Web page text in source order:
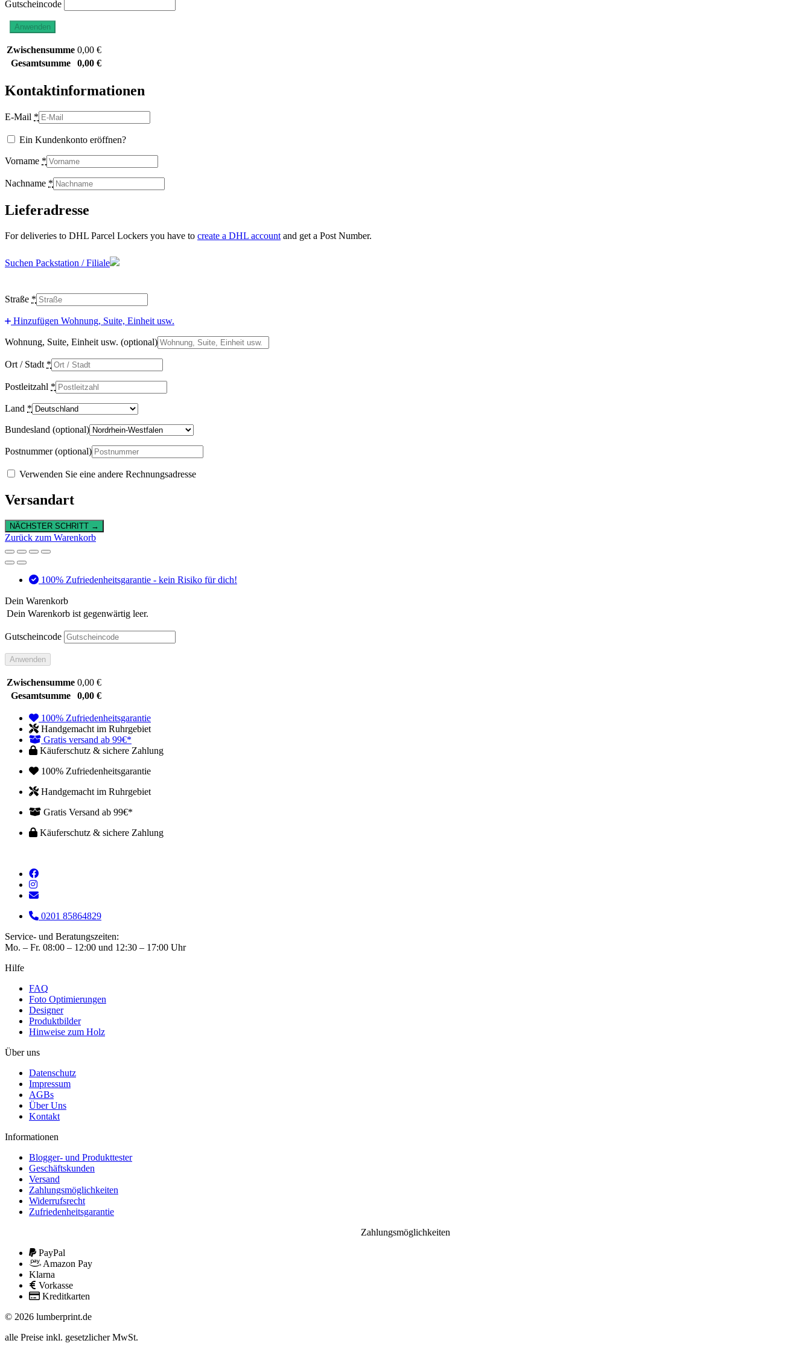
Gutscheincode
Anwenden
Zwischensumme 0,00 €
Gesamtsumme
0,00 €
Kontaktinformationen
E-Mail *
Ein Kundenkonto eröffnen?
Vorname *
Nachname *
Lieferadresse
For deliveries to DHL Parcel Lockers you have to create a DHL account and get a Post Number.
Suchen Packstation / Filiale
Straße *
Hinzufügen Wohnung, Suite, Einheit usw.
Wohnung, Suite, Einheit usw. (optional)
Ort / Stadt *
Postleitzahl *
Land *
Bundesland (optional)
Postnummer(optional)
Verwenden Sie eine andere Rechnungsadresse
Versandart
NÄCHSTER SCHRITT →
Zurück zum Warenkorb
100% Zufriedenheitsgarantie - kein Risiko für dich!
Dein Warenkorb
Dein Warenkorb ist gegenwärtig leer.
Gutscheincode
Anwenden
Zwischensumme 0,00 €
Gesamtsumme
0,00 €
100% Zufriedenheitsgarantie
Handgemacht im Ruhrgebiet
Gratis versand ab 99€*
Käuferschutz & sichere Zahlung
100% Zufriedenheitsgarantie
Handgemacht im Ruhrgebiet
Gratis Versand ab 99€*
Käuferschutz & sichere Zahlung
0201 85864829
Service- und Beratungszeiten:
Mo. – Fr. 08:00 – 12:00 und 12:30 – 17:00 Uhr
Hilfe
FAQ
Foto Optimierungen
Designer
Produktbilder
Hinweise zum Holz
Über uns
Datenschutz
Impressum
AGBs
Über Uns
Kontakt
Informationen
Blogger- und Produkttester
Geschäftskunden
Versand
Zahlungsmöglichkeiten
Widerrufsrecht
Zufriedenheitsgarantie
Zahlungsmöglichkeiten
PayPal
Amazon Pay
Klarna
Vorkasse
Kreditkarten
© 2026 lumberprint.de
alle Preise inkl. gesetzlicher MwSt.